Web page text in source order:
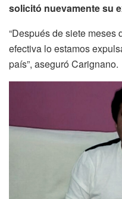
solicitó nuevamente su
“Después de siete
efectiva lo estamos
país”, aseguró Carignano.